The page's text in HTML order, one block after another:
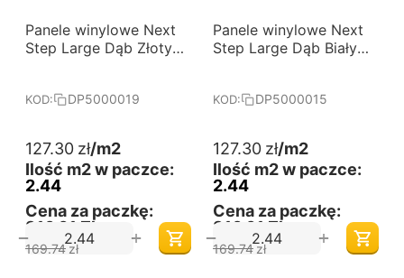
-25%
Darmowa dostawa
od 60 m2
Panele winylowe Next
Step Large Dąb Złoty
KOD: DP5000019
127.30 zł/m2
Ilość m2 w paczce:
2.44
Cena za paczkę:
310,61 Zł
169.74zł
+
−
-25%
Darmowa dostawa
od 60 m2
Panele winylowe Next
Step Large Dąb Biały
KOD: DP5000015
127.30 zł/m2
Ilość m2 w paczce:
2.44
Cena za paczkę:
310,61 Zł
169.74zł
+
−